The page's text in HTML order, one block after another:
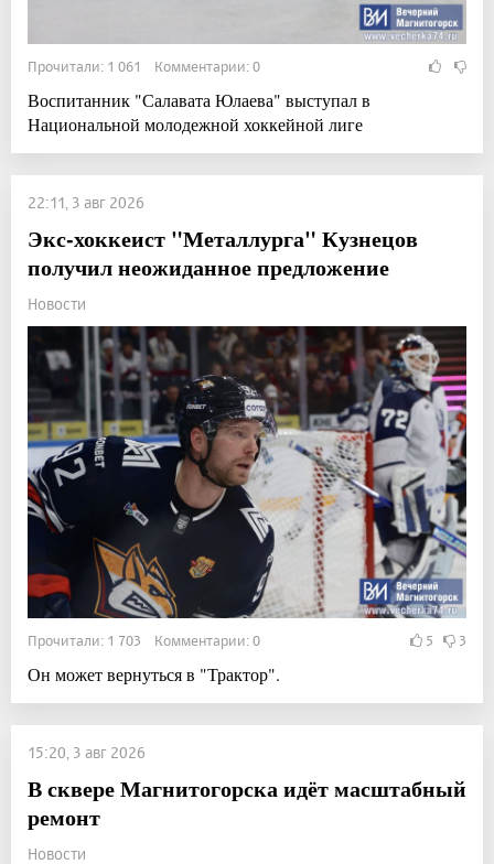
Прочитали: 1 061 Комментарии: 0
Воспитанник "Салавата Юлаева" выступал в
Национальной молодежной хоккейной лиге
22:11, 3 авг 2026
Экс-хоккеист "Металлурга" Кузнецов
получил неожиданное предложение
Новости
Прочитали: 1 703 Комментарии: 0 5 3
Он может вернуться в "Трактор".
15:20, 3 авг 2026
В сквере Магнитогорска идёт масштабный
ремонт
Новости